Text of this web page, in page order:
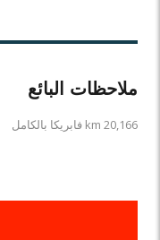
ملاحظات البائع
km 20,166 فابريكا بالكامل